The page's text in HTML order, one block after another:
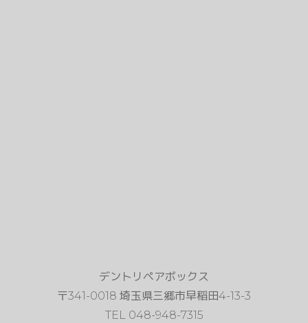
デントリペアボックス
〒341-0018 埼玉県三郷市早稲田4-13-3
TEL 048-948-7315